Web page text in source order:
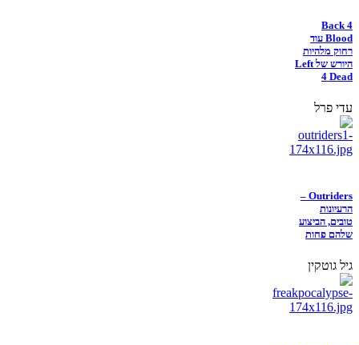
Back 4
Blood עוד
רחוק מלהיות
היורש של Left
4 Dead
עדי פרל
Outriders –
הרעיונות
טובים, הביצוע
שלהם פחות
גיל גוטקין